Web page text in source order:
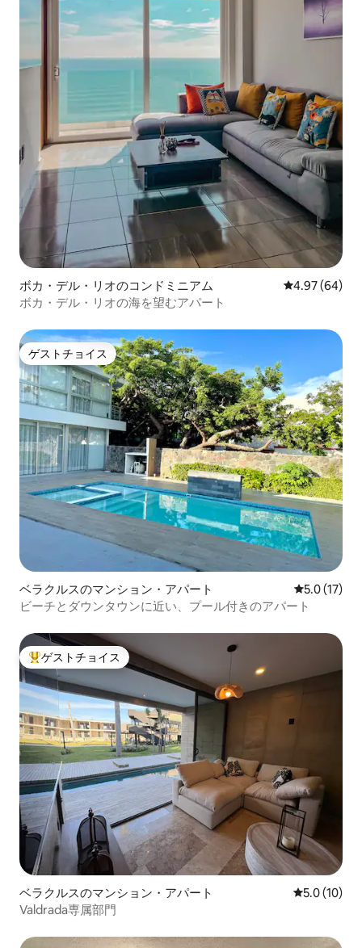
ボカ・デル・リオのコンドミニアム レビュー64
4.97 (64)
ボカ・デル・リオの海を望むアパート
ゲストチョイス
ゲストチョイス
ベラクルスのマンション・アパート レビュー17
5.0 (17)
ビーチとダウンタウンに近い、プール付きのアパート
大好評のゲストチョイスです。
ゲストチョイス
ベラクルスのマンション・アパート レビュー10
5.0 (10)
Valdrada専属部門